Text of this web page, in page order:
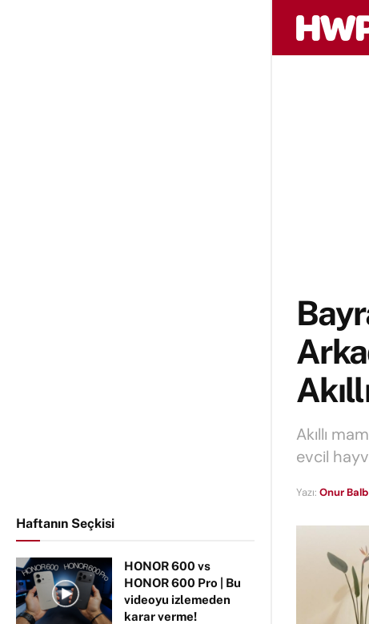
Haftanın Seçkisi
HONOR 600 vs
HONOR 600 Pro | Bu
videoyu izlemeden
karar verme!
Akıllı
evcil
Yazı: Onur